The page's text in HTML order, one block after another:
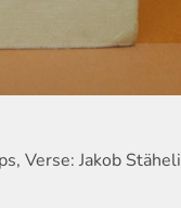
Verse: Jakob Stäheli